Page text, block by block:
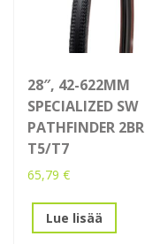
28″, 42-622MM
SPECIALIZED SW
PATHFINDER 2BR
T5/T7
65,79 €
Lue lisää